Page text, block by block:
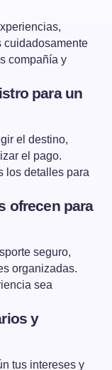
cuidadosamente
compañía y
para un
el destino,
el pago.
los detalles para
ofrecen para
seguro,
organizadas.
sea
y
tus intereses y